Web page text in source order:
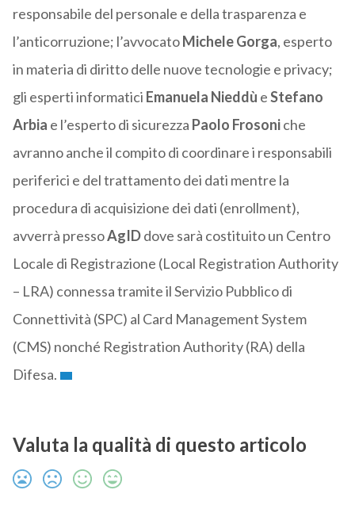
responsabile del personale e della trasparenza e
l’anticorruzione; l’avvocatoMichele Gorga, esperto
in materia di diritto delle nuove tecnologie e privacy;
gli esperti informatici Emanuela Nieddù eStefano
Arbia e l’esperto di sicurezza Paolo Frosoniche
avranno anche il compito di coordinare i responsabili
periferici e del trattamento dei dati mentre la
procedura di acquisizione dei dati (enrollment),
avverrà pressoAgIDdove sarà costituito un Centro
Locale di Registrazione (Local Registration Authority
– LRA) connessa tramite il Servizio Pubblico di
Connettività (SPC) al Card Management System
(CMS) nonché Registration Authority (RA) della
Difesa.
Valuta la qualità di questo articolo